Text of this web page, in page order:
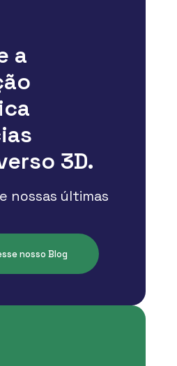
a
3D.
nossas últimas
nosso Blog